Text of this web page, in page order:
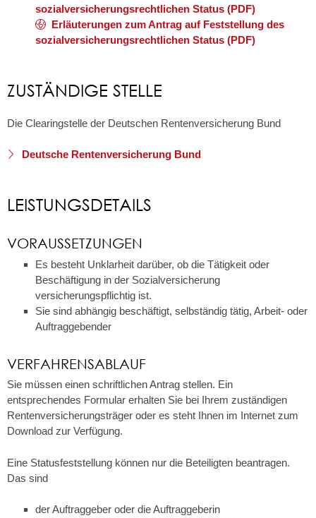
sozialversicherungsrechtlichen Status (PDF)
Erläuterungen zum Antrag auf Feststellung des
sozialversicherungsrechtlichen Status (PDF)
ZUSTÄNDIGE STELLE
Die Clearingstelle der Deutschen Rentenversicherung Bund
Deutsche Rentenversicherung Bund
LEISTUNGSDETAILS
VORAUSSETZUNGEN
Es besteht Unklarheit darüber, ob die Tätigkeit oder
Beschäftigung in der Sozialversicherung
versicherungspflichtig ist.
Sie sind abhängig beschäftigt, selbständig tätig, Arbeit- oder
Auftraggebender
VERFAHRENSABLAUF
Sie müssen einen schriftlichen Antrag stellen. Ein
entsprechendes Formular erhalten Sie bei Ihrem zuständigen
Rentenversicherungsträger oder es steht Ihnen im Internet zum
Download zur Verfügung.
Eine Statusfeststellung können nur die Beteiligten beantragen.
Das sind
der Auftraggeber oder die Auftraggeberin